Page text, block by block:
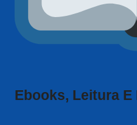
Ebooks, Leitura